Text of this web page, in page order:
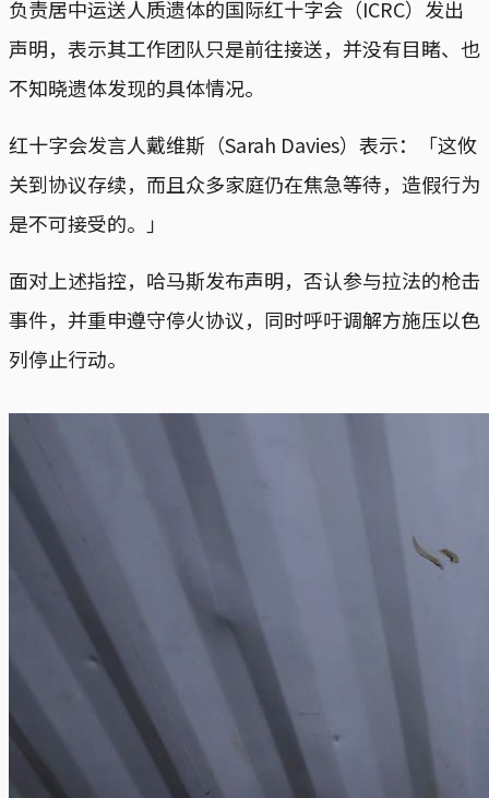
负责居中运送人质遗体的国际红十字会（ICRC）发出
声明，表示其工作团队只是前往接送，并没有目睹、也
不知晓遗体发现的具体情况。
红十字会发言人戴维斯（Sarah Davies）表示：「这攸
关到协议存续，而且众多家庭仍在焦急等待，造假行为
是不可接受的。」
面对上述指控，哈马斯发布声明，否认参与拉法的枪击
事件，并重申遵守停火协议，同时呼吁调解方施压以色
列停止行动。